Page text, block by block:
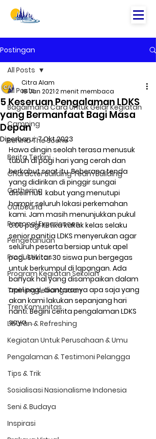
Postingan
All Posts
Bagaimana Cara Untuk Gelar Kegiatan
Camping
Behind The Scene
Berita Terkini
Character Building Team Building
Gathering
Outbound
Personal Experiences
Pengetahuan
Produktivitas
Program Kegiatan Sekolah
Training Kebangsaan
Tren Komunitas
Liburan & Refreshing
Kegiatan Untuk Perusahaan & Umu
Pengalaman & Testimoni Pelangga
Tips & Trik
Sosialisasi Nasionalisme Indonesia
Seni & Budaya
Inspirasi
All Posts
5 Keseruan Pengalaman LDKS
yang Bermanfaat Bagi Masa
Depan
Citra Alam
18 Jan 20212 menit membaca
Diperbarui:7 Okt 2023
Hawa dingin seolah terasa menusuk
tubuh di pagi hari yang cerah dan
berkabut saat itu. Beberapa tenda
yang didirikan di pinggir sungai
diselimuti  kabut yang menutupi
hampir seluruh lokasi perkemahan
kami. Jam masih menunjukkan pukul
6.00 pagi ketika kakak kelas selaku
senior panitia LDKS menyerukan agar
seluruh peserta bersiap untuk apel
pagi. Sekitar 30 siswa pun bergegas
untuk berkumpul di lapangan. Ada
banyak hal yang disampaikan dalam
apel pagi, diantaranya apa saja yang
akan kami lakukan sepanjang hari
nanti. Begini cerita pengalaman LDKS
saya…..